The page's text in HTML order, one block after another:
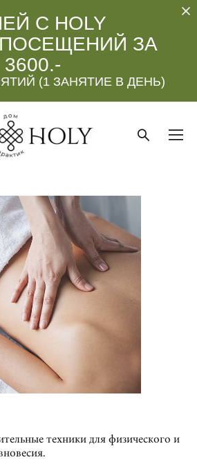
С HOLY
ЗА
3600.-
(1 ЗАНЯТИЕ В ДЕНЬ)
техники для физического и